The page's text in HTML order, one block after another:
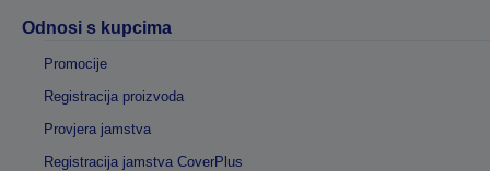
Odnosi s kupcima
Promocije
Registracija proizvoda
Provjera jamstva
Registracija jamstva CoverPlus